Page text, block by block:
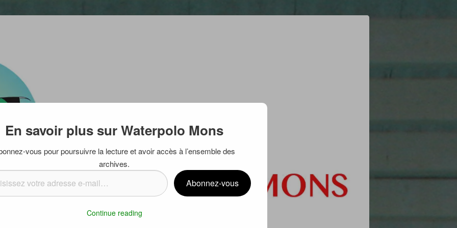
En savoir plus sur Waterpolo Mons
vous pour poursuivre la lecture et avoir accès à l’ensemble des
archives.
Abonnez-vous
Continue reading